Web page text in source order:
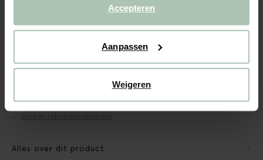
Accepteren
Aanpassen
Weigeren
CBW garantie
We maken de bank gebruiksklaar
Verpakkingsmateriaal nemen we mee
Alles over dit product